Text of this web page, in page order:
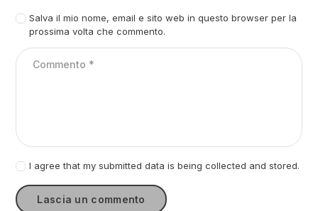
Salva il mio nome, email e sito web in questo browser per la
prossima volta che commento.
I agree that my submitted data is being collected and stored.